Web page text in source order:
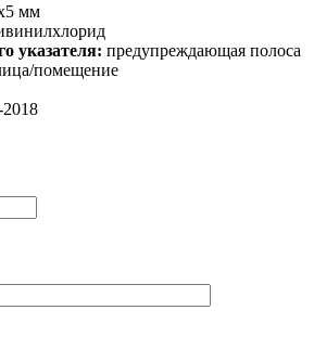
мм
указателя: предупреждающая полоса
помещение
2018